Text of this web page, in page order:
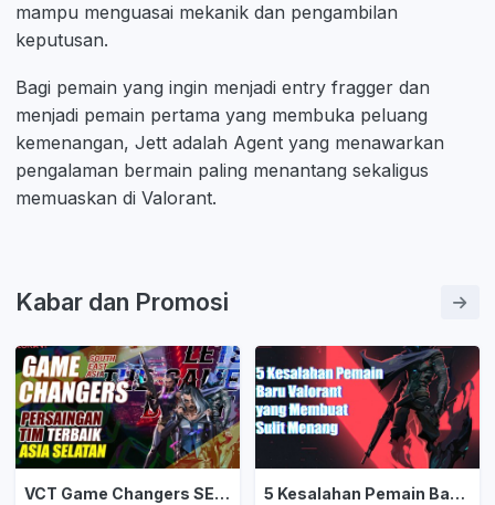
mampu menguasai mekanik dan pengambilan
keputusan.
Bagi pemain yang ingin menjadi entry fragger dan
menjadi pemain pertama yang membuka peluang
kemenangan, Jett adalah Agent yang menawarkan
pengalaman bermain paling menantang sekaligus
memuaskan di Valorant.
Kabar dan Promosi
VCT Game Changers SEA Split 2 Memasuki Fase Penentuan, Persaingan Tim Terbaik Asia Tenggara Semakin Sengit 5 Kesalahan Pemain Baru Valorant yang Membuat Sulit Menang